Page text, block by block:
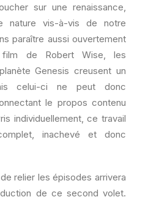
sur une renaissance,
nature vis-à-vis de notre
paraître aussi ouvertement
film de Robert Wise, les
Genesis creusent un
celui-ci ne peut donc
le propos contenu
individuellement, ce travail
inachevé et donc
relier les épisodes arrivera
de ce second volet.